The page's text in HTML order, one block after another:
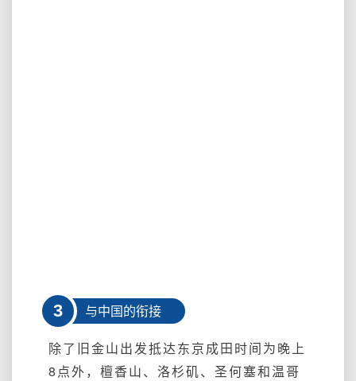
3 与中国的衔接
除了旧金山出发抵达东京成田时间为晚上
8点外，檀香山、洛杉矶、圣何塞和温哥